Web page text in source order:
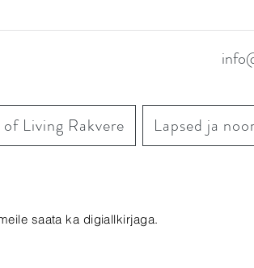
Living Rakvere Lapsed ja
saata ka digiallkirjaga.